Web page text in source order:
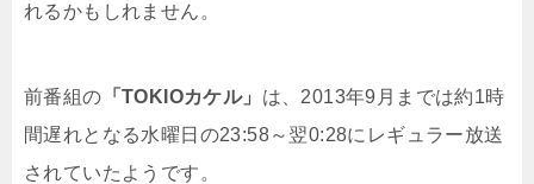
れるかもしれません。
前番組の 「TOKIOカケル」 は、2013年9月までは約1時
間遅れとなる水曜日の23:58～翌0:28にレギュラー放送
されていたようです。